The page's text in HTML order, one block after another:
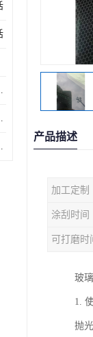
补公司
补厂家
补电话
产品描述
加工定制
涂刮时间
可打磨时
玻
1.
抛光